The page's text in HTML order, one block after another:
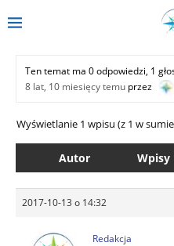
Ten temat ma 0 odpowiedzi, 1
8 lat, 10 miesięcy temu przez
Wyświetlanie 1 wpisu (z 1 w
Autor Wpisy
2017-10-13 o 14:32
Redakcja